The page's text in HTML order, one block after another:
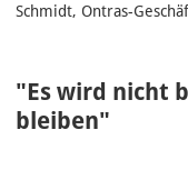
Schmidt, Ontras-
"Es wird nicht
bleiben"